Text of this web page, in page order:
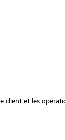
client et les